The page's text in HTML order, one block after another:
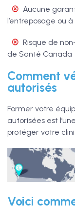
Aucune
l’entreposage ou
Risque de
de Santé Canada
Comment
autorisés
Former votre
autorisées est
protéger votre
Voici